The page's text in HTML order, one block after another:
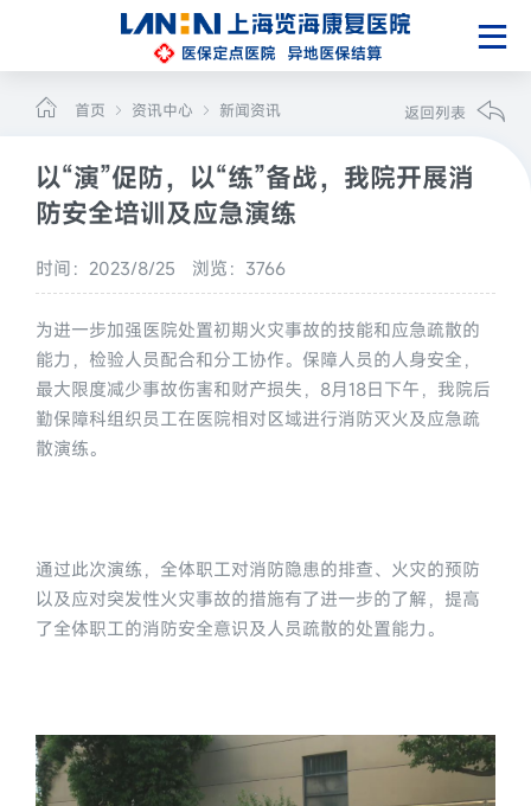
首页 资讯中心 新闻资讯 返回列表
以“演”促防，以“练”备战，我院开展消
防安全培训及应急演练
时间：2023/8/25 浏览：3766
为进一步加强医院处置初期火灾事故的技能和应急疏散的
能力，检验人员配合和分工协作。保障人员的人身安全，
最大限度减少事故伤害和财产损失，8月18日下午，我院后
勤保障科组织员工在医院相对区域进行消防灭火及应急疏
散演练。
通过此次演练，全体职工对消防隐患的排查、火灾的预防
以及应对突发性火灾事故的措施有了进一步的了解，提高
了全体职工的消防安全意识及人员疏散的处置能力。